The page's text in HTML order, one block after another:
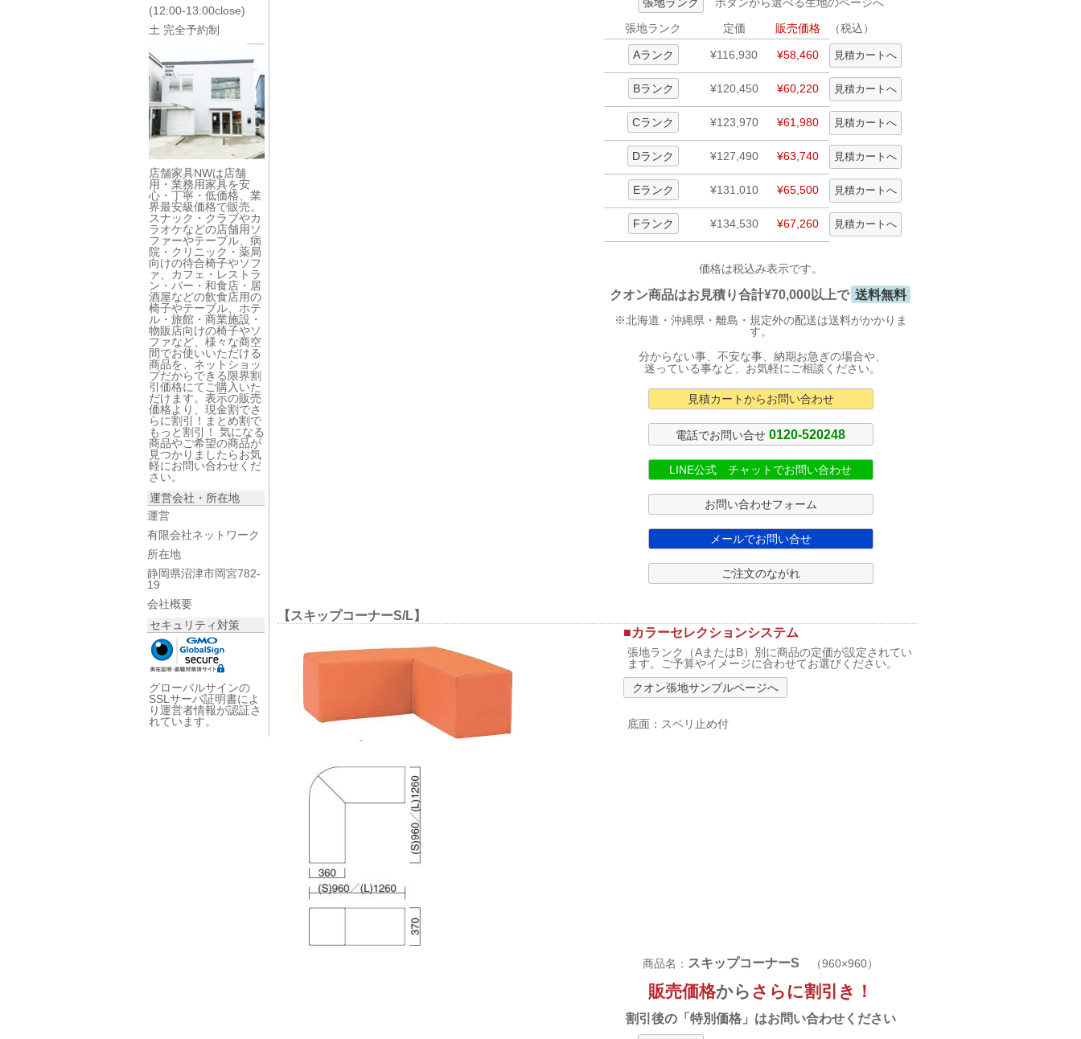
(12:00-13:00close)
土 完全予約制
店舗家具NWは店舗
用・業務用家具を安
心・丁寧・低価格、業
界最安級価格で販売。
スナック・クラブやカ
ラオケなどの店舗用ソ
ファーやテーブル、病
院・クリニック・薬局
向けの待合椅子やソフ
ァ、カフェ・レストラ
ン・バー・和食店・居
酒屋などの飲食店用の
椅子やテーブル、ホテ
ル・旅館・商業施設・
物販店向けの椅子やソ
ファなど、様々な商空
間でお使いいただける
商品を、ネットショッ
プだからできる限界割
引価格にてご購入いた
だけます。表示の販売
価格より、現金割でさ
らに割引！まとめ割で
もっと割引！ 気になる
商品やご希望の商品が
見つかりましたらお気
軽にお問い合わせくだ
さい。
運営会社・所在地
運営
有限会社ネットワーク
所在地
静岡県沼津市岡宮782-
19
会社概要
セキュリティ対策
グローバルサインの
SSLサーバ証明書によ
り運営者情報が認証さ
れています。
張地ランク
定価 販売価格 （税込）
Aランク ¥116,930 ¥58,460
Bランク ¥120,450 ¥60,220
Cランク ¥123,970 ¥61,980
Dランク ¥127,490 ¥63,740
Eランク ¥131,010 ¥65,500
Fランク ¥134,530 ¥67,260
価格は税込み表示です。
クオン商品はお見積り合計¥70,000以上で 送料無料
※北海道・沖縄県・離島・規定外の配送は送料がかかりま
す。
分からない事、不安な事、納期お急ぎの場合や、
迷っている事など、お気軽にご相談ください。
見積カートからお問い合わせ
電話でお問い合せ0120-520248
LINE公式 チャットでお問い合わせ
お問い合わせフォーム
メールでお問い合せ
ご注文のながれ
【スキップコーナーS/L】
■カラーセレクションシステム
張地ランク（AまたはB）別に商品の定価が設定されてい
ます。ご予算やイメージに合わせてお選びください。
クオン張地サンプルページへ
底面：スベリ止め付
商品名： スキップコーナーS （960×960）
販売価格から さらに割引き！
割引後の「特別価格」はお問い合わせください